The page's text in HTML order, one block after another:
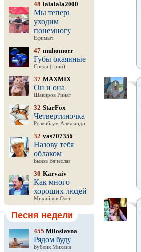
48 lalalala2000
Мы теперь
уходим
понемногу
Ефимыч
47 muhomorr
Губы окаянные
Среда (трио)
37 MAXMIX
Он и она
Шакиров Ринат
32 StarFox
Четвертиночка
Розенбаум Александр
32 vas707356
Назову тебя
облаком
Быков Вячеслав
30 Karvaiv
Как много
хороших людей
Михайлов Олег
Песня недели
455 Miloslavna
Рядом буду
Бублик Михаил